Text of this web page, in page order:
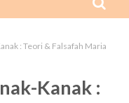
: Teori & Falsafah Maria
Kanak :